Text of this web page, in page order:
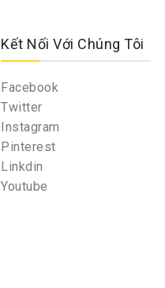
Kết Nối Với Chúng Tôi
Facebook
Twitter
Instagram
Pinterest
Linkdin
Youtube